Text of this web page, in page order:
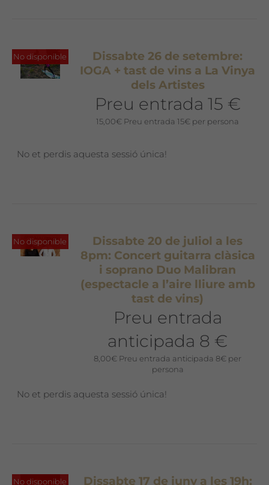
No disponible
Dissabte 26 de setembre:
IOGA + tast de vins a La Vinya
dels Artistes
Preu entrada 15 €
15,00€ Preu entrada 15€ per persona
No et perdis aquesta sessió única!
No disponible
Dissabte 20 de juliol a les
8pm: Concert guitarra clàsica
i soprano Duo Malibran
(espectacle a l’aire lliure amb
tast de vins)
Preu entrada
anticipada 8 €
8,00€ Preu entrada anticipada 8€ per
persona
No et perdis aquesta sessió única!
No disponible Dissabte 17 de juny a les 19h: